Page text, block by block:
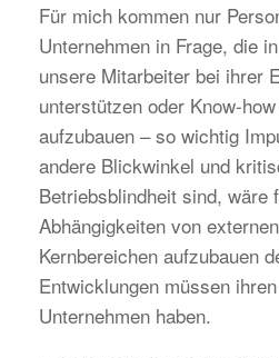
Für mich kommen nur
Unternehmen in Frage, die
unsere Mitarbeiter bei ihrer
unterstützen oder Know-
aufzubauen – so wichtig
andere Blickwinkel und
Betriebsblindheit sind, wäre
Abhängigkeiten von
Kernbereichen aufzubauen
Entwicklungen müssen
Unternehmen haben.